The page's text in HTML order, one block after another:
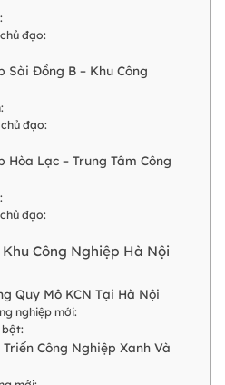
đạo:
Sài Đồng B – Khu Công
đạo:
Hòa Lạc – Trung Tâm Công
đạo:
Công Nghiệp Hà Nội
Quy Mô KCN Tại Hà Nội
nghiệp mới:
bật:
Công Nghiệp Xanh Và